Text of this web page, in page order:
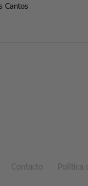
Cantos
Contacto Política